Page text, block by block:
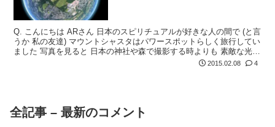
Q. こんにちは ARさん 日本のスピリチュアルが好きな人の間で (と言
うか 私の友達) マウントシャスタはパワースポットらしく旅行してい
ました 写真を見ると 日本の神社や森で撮影する時よりも 素敵な光が
2015.02.08 4
全記事 – 最新のコメント